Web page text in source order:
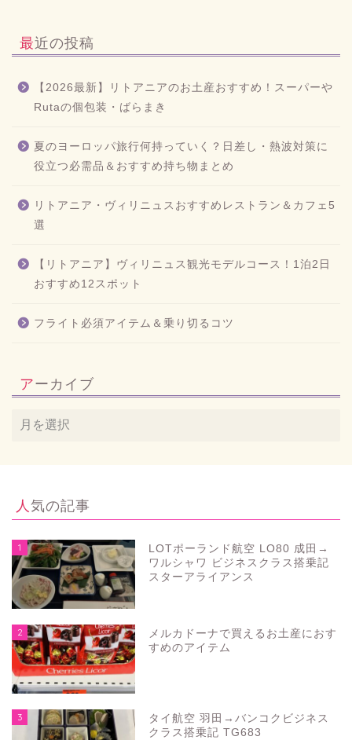
最近の投稿
【2026最新】リトアニアのお土産おすすめ！スーパーや
Rutaの個包装・ばらまき
夏のヨーロッパ旅行何持っていく？日差し・熱波対策に
役立つ必需品＆おすすめ持ち物まとめ
リトアニア・ヴィリニュスおすすめレストラン＆カフェ5
選
【リトアニア】ヴィリニュス観光モデルコース！1泊2日
おすすめ12スポット
フライト必須アイテム＆乗り切るコツ
アーカイブ
人気の記事
1
LOTポーランド航空 LO80 成田→
ワルシャワ ビジネスクラス搭乗記
スターアライアンス
2
メルカドーナで買えるお土産におす
すめのアイテム
3
タイ航空 羽田→バンコクビジネス
クラス搭乗記 TG683